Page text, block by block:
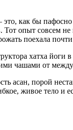
как бы пафосно
Тот опыт совсем
поехала
хатха
чашами от
асан, порой
живое тело и